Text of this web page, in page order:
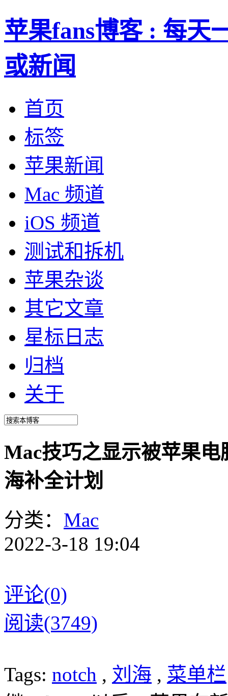
苹果fans博客 : 每天
或新闻
首页
标签
苹果新闻
Mac 频道
iOS 频道
测试和拆机
苹果杂谈
其它文章
星标日志
归档
关于
Mac技巧之显示被苹果
海补全计划
分类： Mac
2022-3-18 19:04
评论(0)
阅读(3749)
Tags: notch , 刘海 , 菜单栏